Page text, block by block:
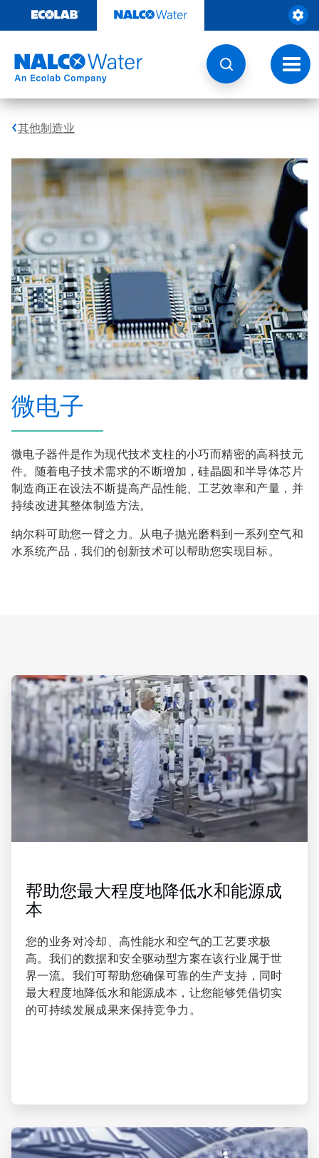
至
切
换
导
航
其他制造业
微电子
微电子器件是作为现代技术支柱的小巧而精密的高科技元
件。随着电子技术需求的不断增加，硅晶圆和半导体芯片
制造商正在设法不断提高产品性能、工艺效率和产量，并
持续改进其整体制造方法。
纳尔科可助您一臂之力。从电子抛光磨料到一系列空气和
水系统产品，我们的创新技术可以帮助您实现目标。
ArticleTile
1
，
共
3
帮助您最大程度地降低水和能源成
本
您的业务对冷却、高性能水和空气的工艺要求极
高。我们的数据和安全驱动型方案在该行业属于世
界一流。我们可帮助您确保可靠的生产支持，同时
最大程度地降低水和能源成本，让您能够凭借切实
的可持续发展成果来保持竞争力。
ArticleTile
2